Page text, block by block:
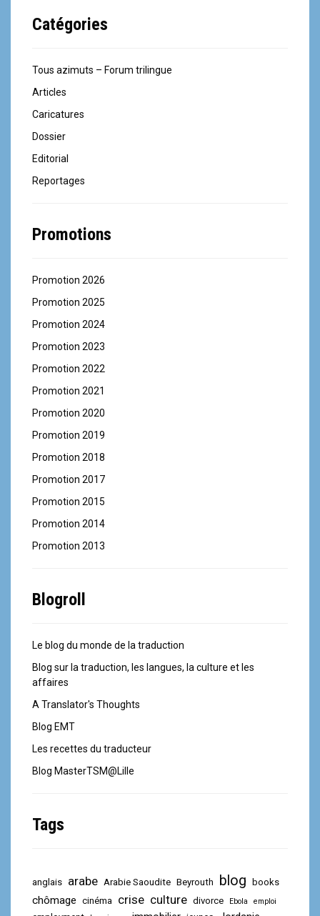
Catégories
Tous azimuts – Forum trilingue
Articles
Caricatures
Dossier
Editorial
Reportages
Promotions
Promotion 2026
Promotion 2025
Promotion 2024
Promotion 2023
Promotion 2022
Promotion 2021
Promotion 2020
Promotion 2019
Promotion 2018
Promotion 2017
Promotion 2015
Promotion 2014
Promotion 2013
Blogroll
Le blog du monde de la traduction
Blog sur la traduction, les langues, la culture et les
affaires
A Translator's Thoughts
Blog EMT
Les recettes du traducteur
Blog MasterTSM@Lille
Tags
anglais arabe Arabie Saoudite Beyrouth blog books
chômage cinéma crise culture divorce Ebola emploi